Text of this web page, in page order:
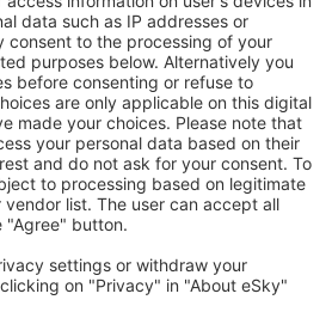
Spezialangebote für eingeloggte
Sie mögen
1,3 Millionen Unterkünften: Hotels,
und andere.
von eSky-Nutzern